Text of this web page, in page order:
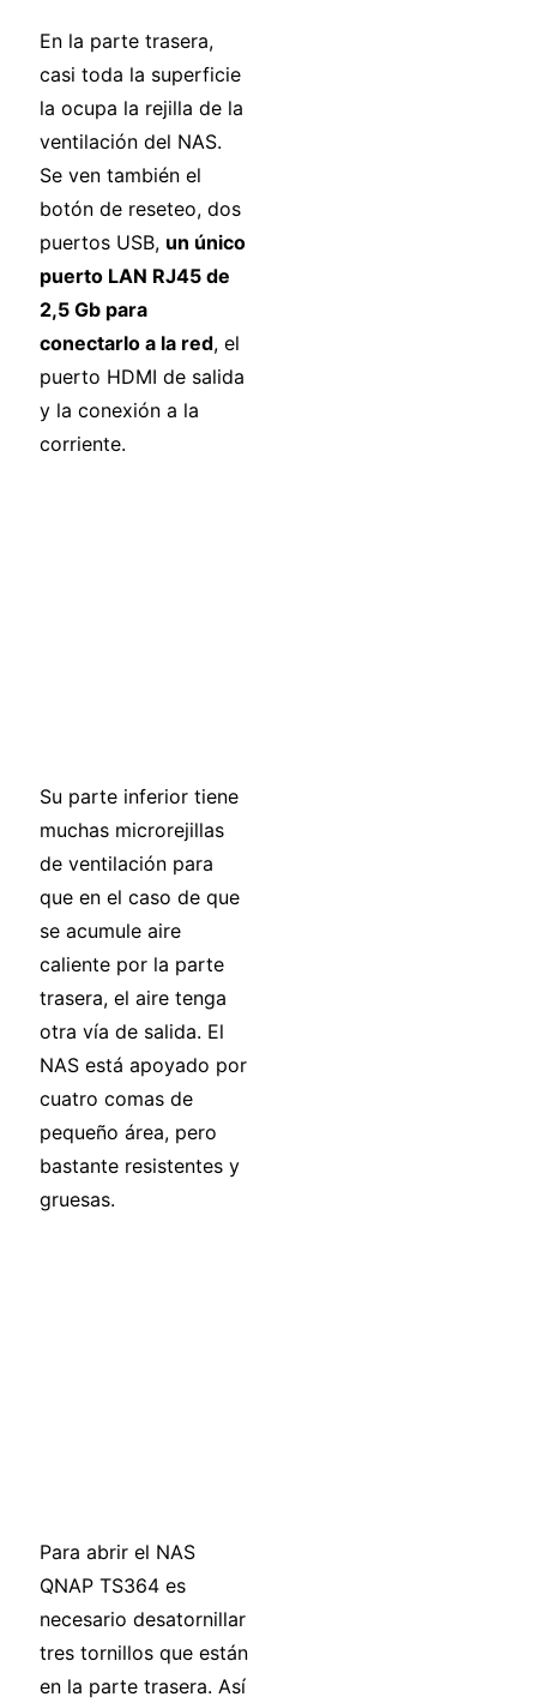
En la parte trasera,
casi toda la superficie
la ocupa la rejilla de la
ventilación del NAS.
Se ven también el
botón de reseteo, dos
puertos USB, un único
puerto LAN RJ45 de
2,5 Gb para
conectarlo a la red, el
puerto HDMI de salida
y la conexión a la
corriente.
Su parte inferior tiene
muchas microrejillas
de ventilación para
que en el caso de que
se acumule aire
caliente por la parte
trasera, el aire tenga
otra vía de salida. El
NAS está apoyado por
cuatro comas de
pequeño área, pero
bastante resistentes y
gruesas.
Para abrir el NAS
QNAP TS364 es
necesario desatornillar
tres tornillos que están
en la parte trasera. Así